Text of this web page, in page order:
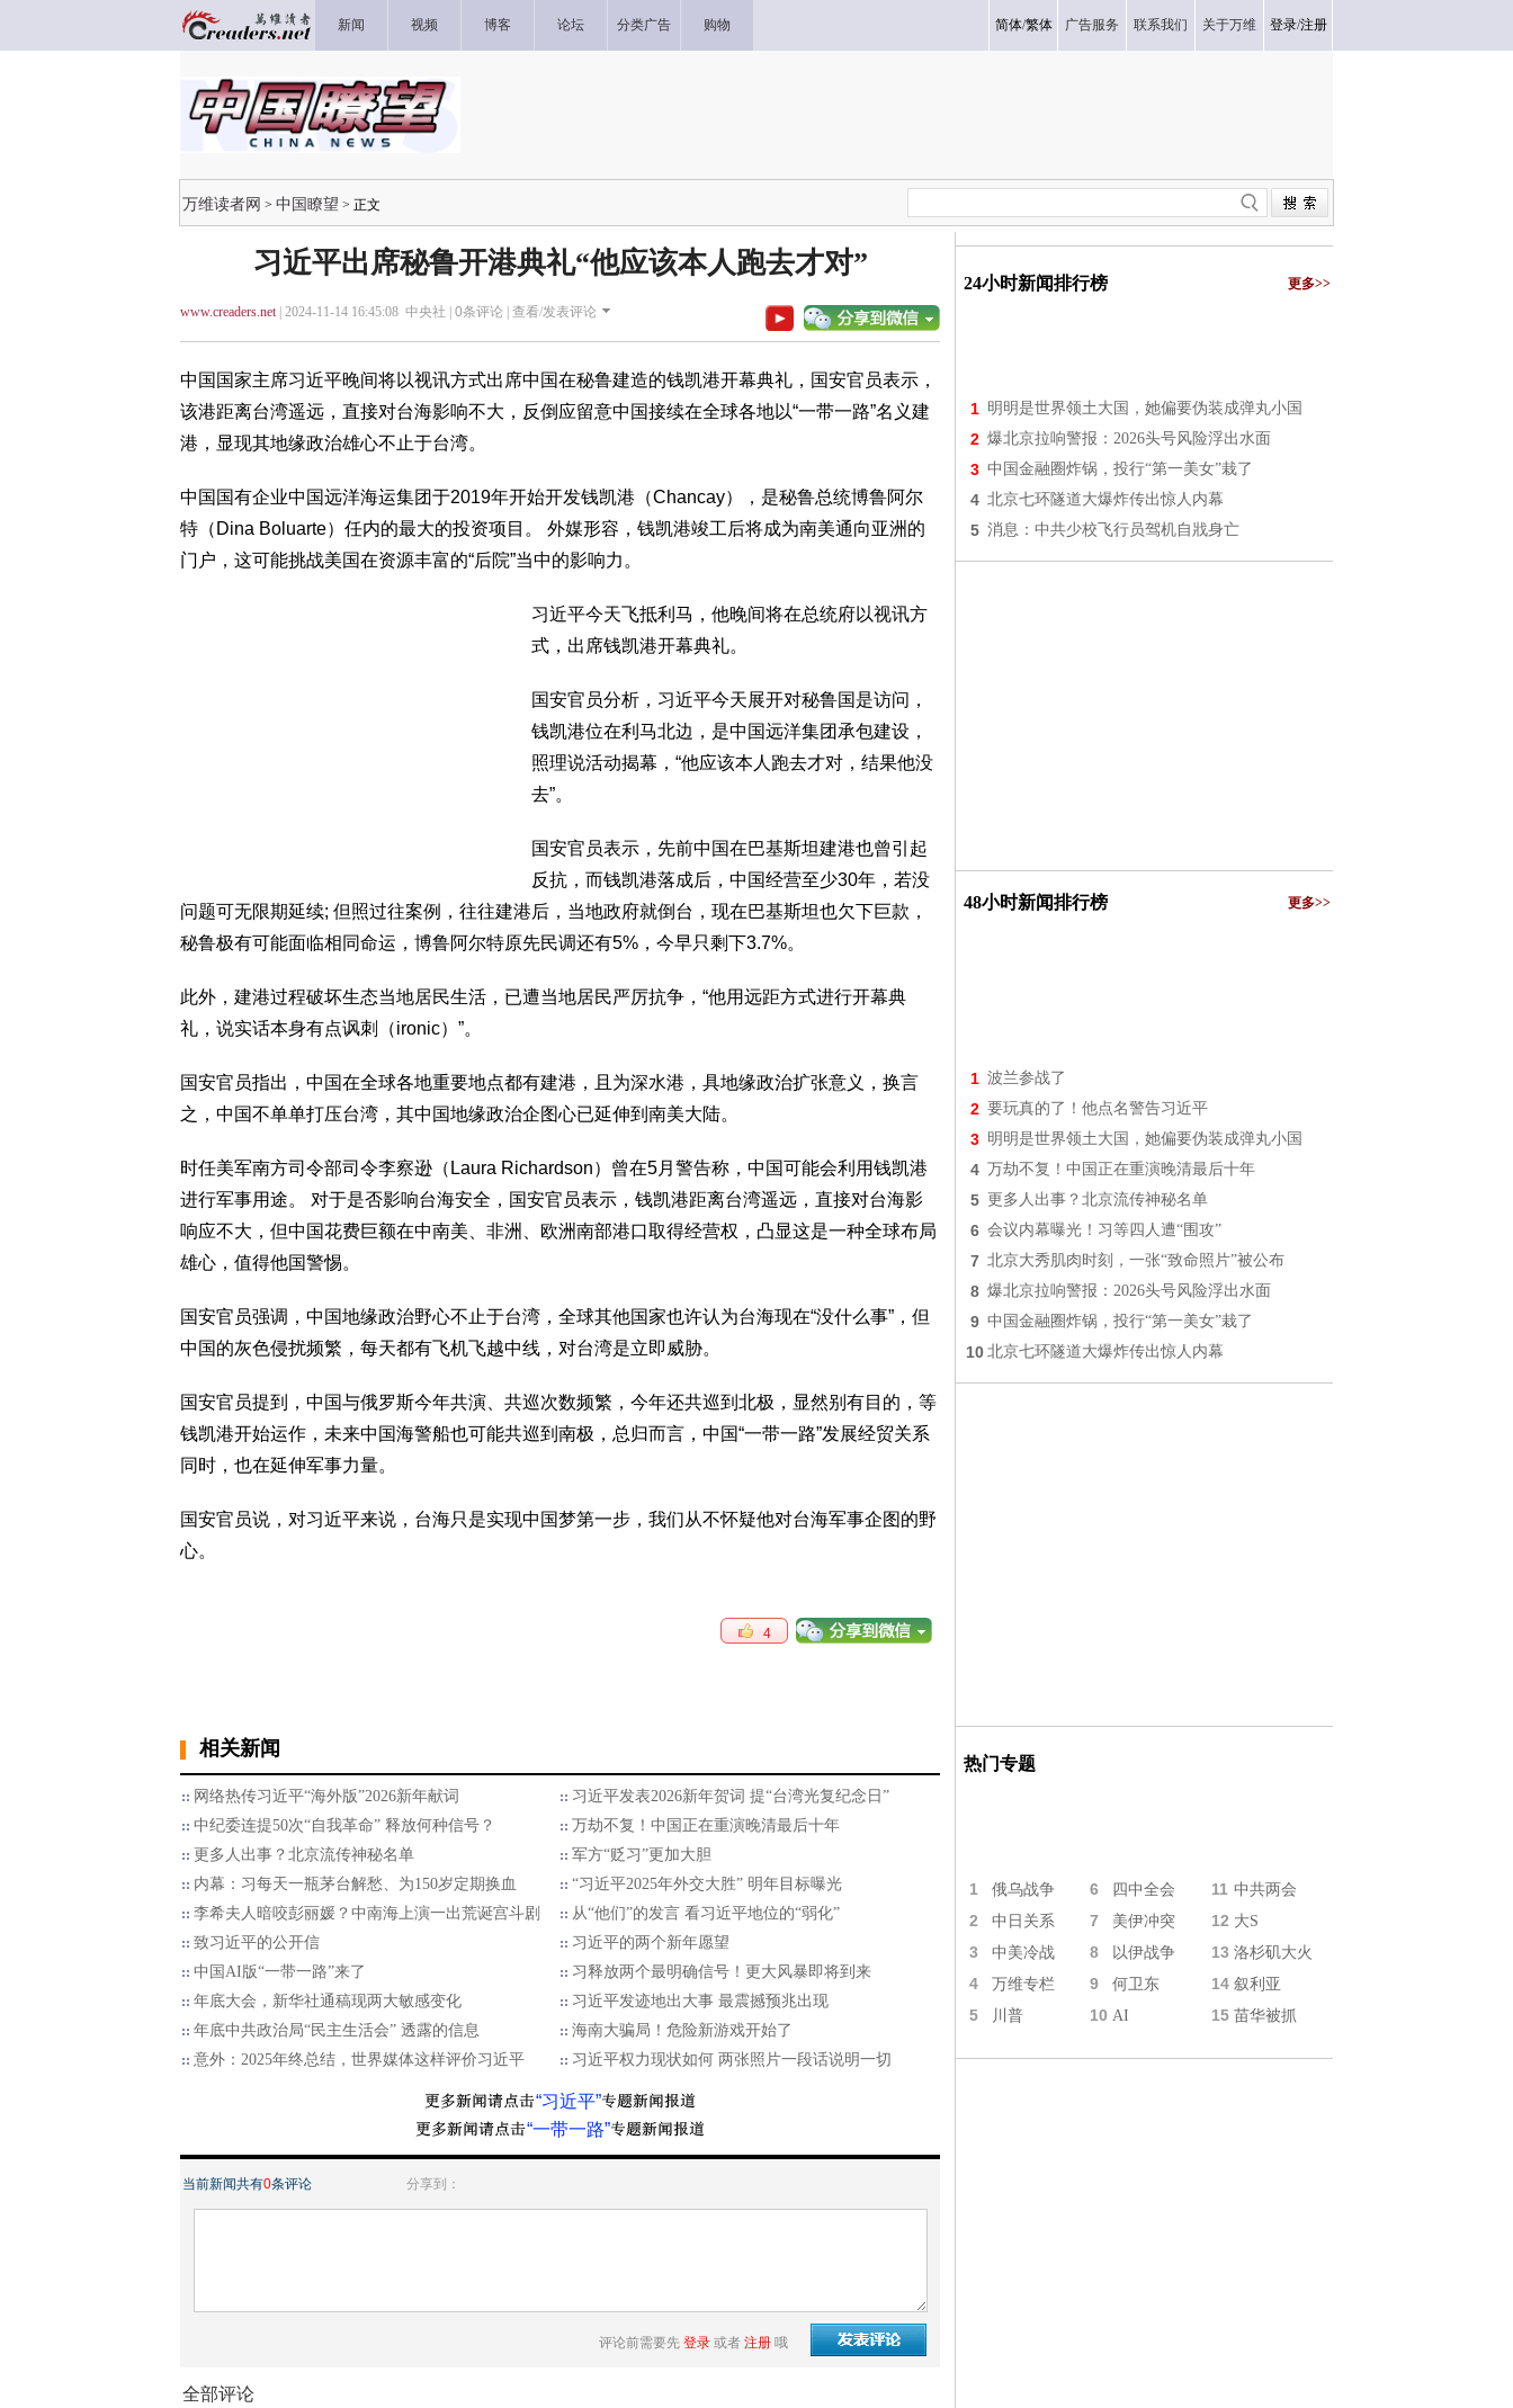
新闻 视频 博客 论坛 分类广告 购物 简体/繁体 广告服务 联系我们 关于万维 登录/注册
万维读者网 > 中国瞭望 > 正文
习近平出席秘鲁开港典礼“他应该本人跑去才对”
www.creaders.net| 2024-11-14 16:45:08 中央社 | 0条评论 | 查看/发表评论
中国国家主席习近平晚间将以视讯方式出席中国在秘鲁建造的钱凯港开幕典礼，国安官员表示，
该港距离台湾遥远，直接对台海影响不大，反倒应留意中国接续在全球各地以“一带一路”名义建
港，显现其地缘政治雄心不止于台湾。
中国国有企业中国远洋海运集团于2019年开始开发钱凯港（Chancay），是秘鲁总统博鲁阿尔
特（Dina Boluarte）任内的最大的投资项目。 外媒形容，钱凯港竣工后将成为南美通向亚洲的
门户，这可能挑战美国在资源丰富的“后院”当中的影响力。
习近平今天飞抵利马，他晚间将在总统府以视讯方
式，出席钱凯港开幕典礼。
国安官员分析，习近平今天展开对秘鲁国是访问，
钱凯港位在利马北边，是中国远洋集团承包建设，
照理说活动揭幕，“他应该本人跑去才对，结果他没
去”。
国安官员表示，先前中国在巴基斯坦建港也曾引起
反抗，而钱凯港落成后，中国经营至少30年，若没
问题可无限期延续; 但照过往案例，往往建港后，当地政府就倒台，现在巴基斯坦也欠下巨款，
秘鲁极有可能面临相同命运，博鲁阿尔特原先民调还有5%，今早只剩下3.7%。
此外，建港过程破坏生态当地居民生活，已遭当地居民严厉抗争，“他用远距方式进行开幕典
礼，说实话本身有点讽刺（ironic）”。
国安官员指出，中国在全球各地重要地点都有建港，且为深水港，具地缘政治扩张意义，换言
之，中国不单单打压台湾，其中国地缘政治企图心已延伸到南美大陆。
时任美军南方司令部司令李察逊（Laura Richardson）曾在5月警告称，中国可能会利用钱凯港
进行军事用途。 对于是否影响台海安全，国安官员表示，钱凯港距离台湾遥远，直接对台海影
响应不大，但中国花费巨额在中南美、非洲、欧洲南部港口取得经营权，凸显这是一种全球布局
雄心，值得他国警惕。
国安官员强调，中国地缘政治野心不止于台湾，全球其他国家也许认为台海现在“没什么事”，但
中国的灰色侵扰频繁，每天都有飞机飞越中线，对台湾是立即威胁。
国安官员提到，中国与俄罗斯今年共演、共巡次数频繁，今年还共巡到北极，显然别有目的，等
钱凯港开始运作，未来中国海警船也可能共巡到南极，总归而言，中国“一带一路”发展经贸关系
同时，也在延伸军事力量。
国安官员说，对习近平来说，台海只是实现中国梦第一步，我们从不怀疑他对台海军事企图的野
心。
4
相关新闻
网络热传习近平“海外版”2026新年献词
习近平发表2026新年贺词 提“台湾光复纪念日”
中纪委连提50次“自我革命” 释放何种信号？
万劫不复！中国正在重演晚清最后十年
更多人出事？北京流传神秘名单
军方“贬习”更加大胆
内幕：习每天一瓶茅台解愁、为150岁定期换血
“习近平2025年外交大胜” 明年目标曝光
李希夫人暗咬彭丽媛？中南海上演一出荒诞宫斗剧
从“他们”的发言 看习近平地位的“弱化”
致习近平的公开信
习近平的两个新年愿望
中国AI版“一带一路”来了
习释放两个最明确信号！更大风暴即将到来
年底大会，新华社通稿现两大敏感变化
习近平发迹地出大事 最震撼预兆出现
年底中共政治局“民主生活会” 透露的信息
海南大骗局！危险新游戏开始了
意外：2025年终总结，世界媒体这样评价习近平
习近平权力现状如何 两张照片一段话说明一切
“习近平”
“一带一路”
当前新闻共有0条评论 分享到：
评论前需要先 登录 或者 注册 哦
全部评论
24小时新闻排行榜 更多>>
1 明明是世界领土大国，她偏要伪装成弹丸小国
2 爆北京拉响警报：2026头号风险浮出水面
3 中国金融圈炸锅，投行“第一美女”栽了
4 北京七环隧道大爆炸传出惊人内幕
5 消息：中共少校飞行员驾机自戕身亡
48小时新闻排行榜 更多>>
1 波兰参战了
2 要玩真的了！他点名警告习近平
3 明明是世界领土大国，她偏要伪装成弹丸小国
4 万劫不复！中国正在重演晚清最后十年
5 更多人出事？北京流传神秘名单
6 会议内幕曝光！习等四人遭“围攻”
7 北京大秀肌肉时刻，一张“致命照片”被公布
8 爆北京拉响警报：2026头号风险浮出水面
9 中国金融圈炸锅，投行“第一美女”栽了
10 北京七环隧道大爆炸传出惊人内幕
热门专题
1 俄乌战争 6 四中全会 11 中共两会
2 中日关系 7 美伊冲突 12 大S
3 中美冷战 8 以伊战争 13 洛杉矶大火
4 万维专栏 9 何卫东 14 叙利亚
5 川普 10 AI 15 苗华被抓